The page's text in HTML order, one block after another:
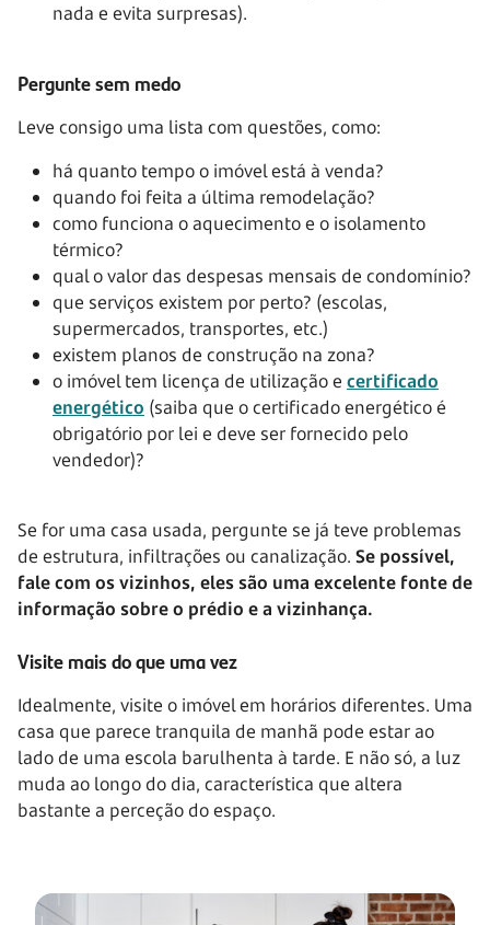
nada e evita surpresas).
Pergunte sem medo
Leve consigo uma lista com questões, como:
há quanto tempo o imóvel está à venda?
quando foi feita a última remodelação?
como funciona o aquecimento e o isolamento
térmico?
qual o valor das despesas mensais de condomínio?
que serviços existem por perto? (escolas,
supermercados, transportes, etc.)
existem planos de construção na zona?
o imóvel tem licença de utilização e certificado
energético (saiba que o certificado energético é
obrigatório por lei e deve ser fornecido pelo
vendedor)?
Se for uma casa usada, pergunte se já teve problemas
de estrutura, infiltrações ou canalização. Se possível,
fale com os vizinhos, eles são uma excelente fonte de
informação sobre o prédio e a vizinhança.
Visite mais do que uma vez
Idealmente, visite o imóvel em horários diferentes. Uma
casa que parece tranquila de manhã pode estar ao
lado de uma escola barulhenta à tarde. E não só, a luz
muda ao longo do dia, característica que altera
bastante a perceção do espaço.